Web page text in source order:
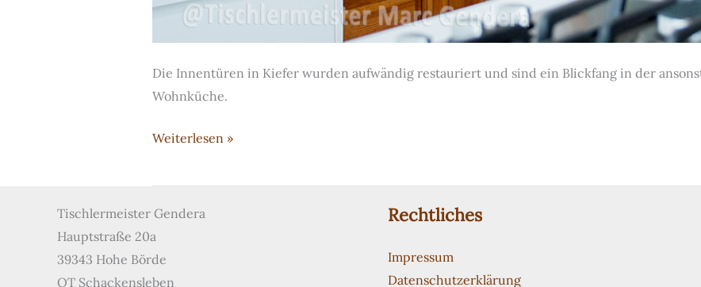
Die Innentüren in Kiefer wurden aufwändig restauriert und sind ein Blickfang in der
Wohnküche.
Restauration
Innentüren
in
Weiterlesen »
Tischlermeister Gendera
Hauptstraße 20a
39343 Hohe Börde
OT Schackensleben
Rechtliches
Impressum
Datenschutzerklärung